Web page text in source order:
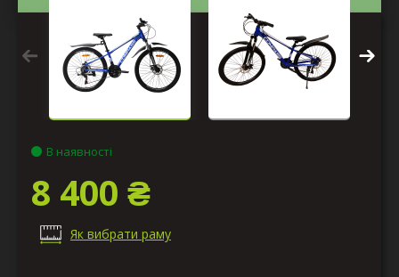
В наявності
8 400 ₴
Як вибрати раму